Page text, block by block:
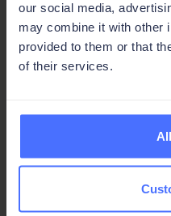
our social media,
may combine it with other
provided to them or that
of their services.
Dispositionen sowie
Meldungen. Alle
auf dem neuesten
Taskmanagement